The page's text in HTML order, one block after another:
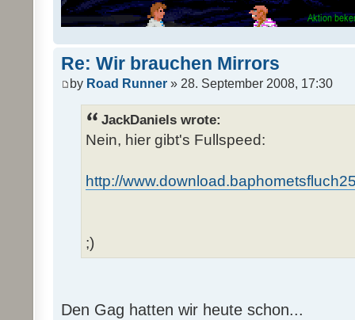
Re: Wir brauchen Mirrors
by Road Runner » 28. September 2008, 17:30
JackDaniels wrote:
Nein, hier gibt's Fullspeed:
http://
;)
Den Gag hatten wir heute schon...